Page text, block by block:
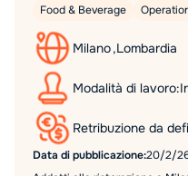
Food & Beverage
Milano,Lombardia
Modalità di lavoro:
Retribuzione da
Data di pubblicazione:20/2/